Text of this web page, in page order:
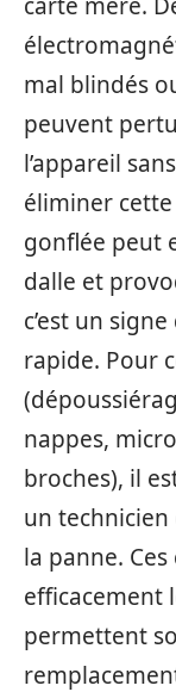
carte mère.
mal blindés
peuvent
l’appareil
éliminer
gonflée peut
dalle et
c’est un
rapide. Pour
nappes,
broches), il
un technicien
la panne.
efficacement
permettent